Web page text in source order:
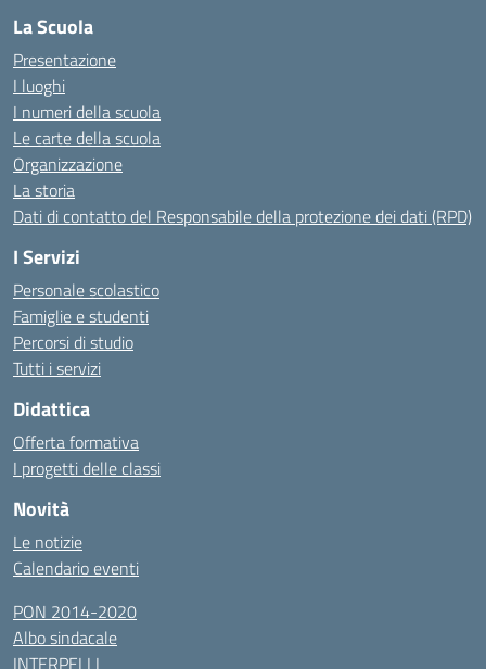
La Scuola
Presentazione
I luoghi
I numeri della scuola
Le carte della scuola
Organizzazione
La storia
Dati di contatto del Responsabile della protezione dei dati (RPD)
I Servizi
Personale scolastico
Famiglie e studenti
Percorsi di studio
Tutti i servizi
Didattica
Offerta formativa
I progetti delle classi
Novità
Le notizie
Calendario eventi
PON 2014-2020
Albo sindacale
INTERPELLI